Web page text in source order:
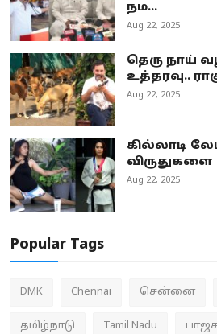
நம...
Aug 22, 2025
தெரு நாய்
உத்தரவு..
Aug 22, 2025
கில்லாடி
விருதுகளை
Aug 22, 2025
Popular Tags
DMK Chennai சென்னை
தமிழ்நாடு Tamil Nadu